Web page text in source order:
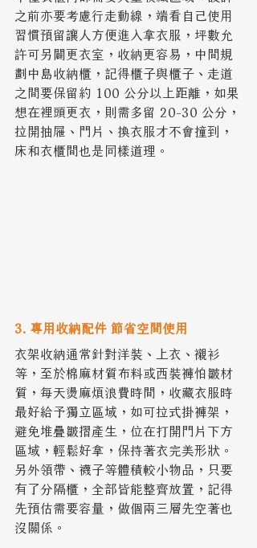
之前亦要考慮行走動線，端看自己使用
習慣預留讓人方便進入拿衣服，坪數允
許可另闢更衣室，收納更容易，中間規
劃中島收納櫃，記得櫃子與櫃子、走道
之間要保留約 100 公分以上距離，如果
想在裡頭更衣，則需多留 20-30 公分，
拉開抽屜、門片、換衣服才不會撞到，
床和衣櫃間也是同樣道理。
3. 專用收納配件 節省空間使用
衣架收納通常針對洋裝、上衣、襯衫
等，至於棉麻材質布料或西裝褲怕皺材
質，每天燙麻煩浪費時間，收藏衣服時
最好給予獨立區域，如可拉式掛褲架，
避免堆疊皺摺產生，位在打開門片下方
區域，輕鬆好拿，保持著衣完美形狀。
另外領帶、襪子等體積較小物品，只要
有了分隔櫃，全部皆能整齊放置，記得
先預估需要容量，做個兩三層先空著也
沒關係。